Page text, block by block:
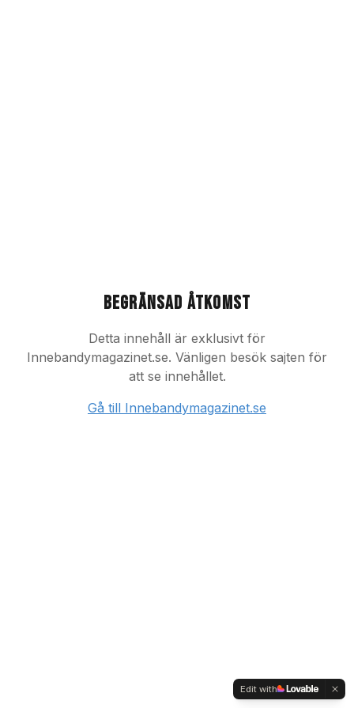
Begränsad åtkomst
Detta innehåll är exklusivt för
Innebandymagazinet.se. Vänligen besök sajten för
att se innehållet.
Gå till Innebandymagazinet.se
Edit with